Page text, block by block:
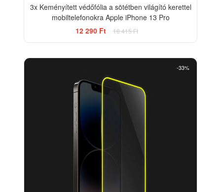
3x Keményített védőfólia a sötétben világító kerettel
mobiltelefonokra Apple iPhone 13 Pro
12 290 Ft
18 415 Ft
-33%